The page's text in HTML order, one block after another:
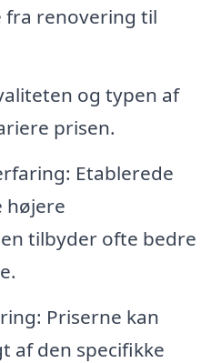
fra renovering til
og typen af
prisen.
Etablerede
højere
tilbyder ofte bedre
Priserne kan
af den specifikke